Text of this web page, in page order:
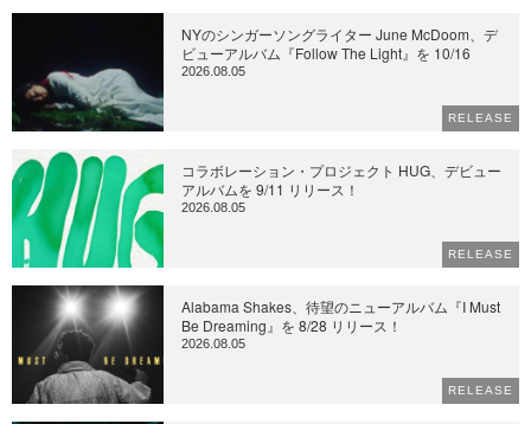
NYのシンガーソングライター June McDoom、デ
ビューアルバム『Follow The Light』を 10/16
2026.08.05
RELEASE
コラボレーション・プロジェクト HUG、デビュー
アルバムを 9/11 リリース！
2026.08.05
RELEASE
Alabama Shakes、待望のニューアルバム『I Must
Be Dreaming』を 8/28 リリース！
2026.08.05
RELEASE